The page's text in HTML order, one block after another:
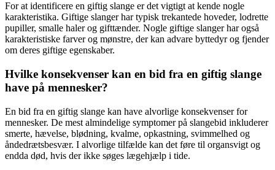
For at identificere en giftig slange er det vigtigt at kende nogle
karakteristika. Giftige slanger har typisk trekantede hoveder, lodrette
pupiller, smalle haler og gifttænder. Nogle giftige slanger har også
karakteristiske farver og mønstre, der kan advare byttedyr og fjender
om deres giftige egenskaber.
Hvilke konsekvenser kan en bid fra en giftig slange
have på mennesker?
En bid fra en giftig slange kan have alvorlige konsekvenser for
mennesker. De mest almindelige symptomer på slangebid inkluderer
smerte, hævelse, blødning, kvalme, opkastning, svimmelhed og
åndedrætsbesvær. I alvorlige tilfælde kan det føre til organsvigt og
endda død, hvis der ikke søges lægehjælp i tide.